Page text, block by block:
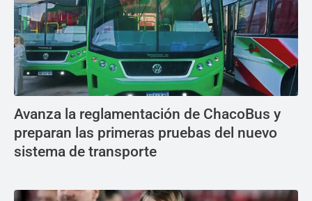
Avanza la reglamentación de ChacoBus y
preparan las primeras pruebas del nuevo
sistema de transporte